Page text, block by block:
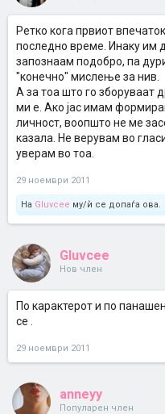
Ретко кога првиот
последно време. Инаку им
запознаам подобро, па
"конечно" мислење за нив.
А за тоа што го зборуваат
ми е. Ако јас имам
личност, воопшто не ме
казала. Не верувам во
уверам во тоа.
29 ноември 2011
На Gluvcee му/ѝ се допаѓа ова.
Gluvcee
Нов член
По карактерот и по
се .
29 ноември 2011
anneyy
Популарен член